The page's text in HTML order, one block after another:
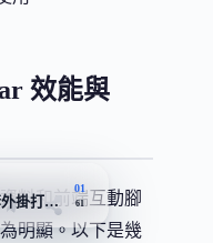
效能與
料和前端互動腳
明顯。以下是幾
掛打通 WordPress 行事曆需求
01
61